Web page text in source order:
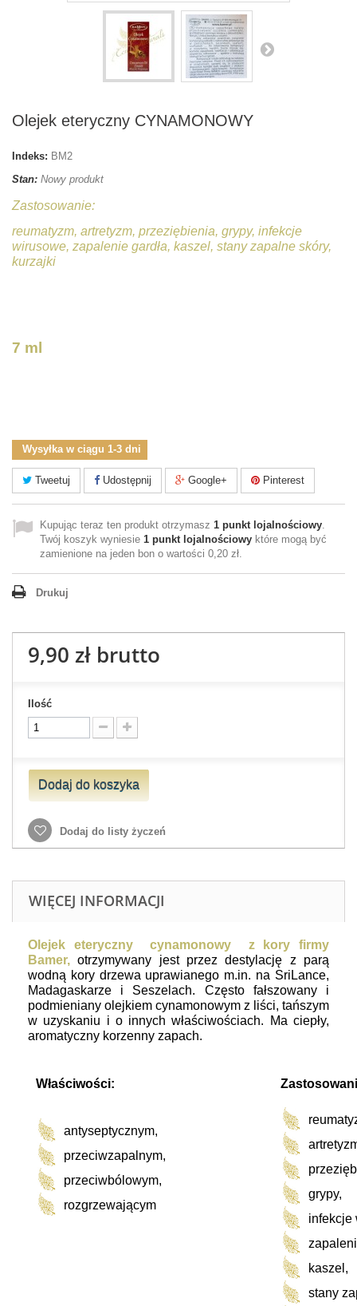
Olejek eteryczny CYNAMONOWY
Indeks: BM2
Stan: Nowy produkt
Zastosowanie:
reumatyzm, artretyzm, przeziębienia, grypy, infekcje
wirusowe, zapalenie gardła, kaszel, stany zapalne skóry,
kurzajki
7 ml
Wysyłka w ciągu 1-3 dni
Tweetuj Udostępnij Google+ Pinterest
Kupując teraz ten produkt otrzymasz 1 punkt lojalnościowy.
Twój koszyk wyniesie 1 punkt lojalnościowy które mogą być
zamienione na jeden bon o wartości 0,20 zł.
Drukuj
9,90 zł brutto
Ilość
Dodaj do koszyka
Dodaj do listy życzeń
WIĘCEJ INFORMACJI
Olejek eteryczny cynamonowy z kory firmy
Bamer,otrzymywany jest przez destylację z parą
wodną kory drzewa uprawianego m.in. na SriLance,
Madagaskarze i Seszelach. Często fałszowany i
podmieniany olejkiem cynamonowym z liści, tańszym
w uzyskaniu i o innych właściwościach. Ma ciepły,
aromatyczny korzenny zapach.
Właściwości:
antyseptycznym,
przeciwzapalnym,
przeciwbólowym,
rozgrzewającym
grypy,
infekcje
kaszel,
stany